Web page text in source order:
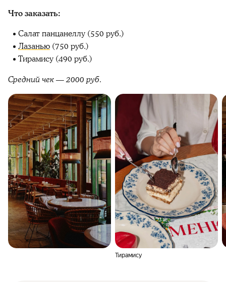
Что заказать:
Салат панцанеллу (550 руб.)
Лазанью (750 руб.)
Тирамису (490 руб.)
Средний чек — 2000 руб.
Тирамису